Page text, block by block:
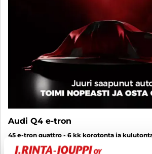
Audi Q4 e-tron
45 e-tron quattro - 6 kk korotonta ja
Tulossa! - J. autoturva